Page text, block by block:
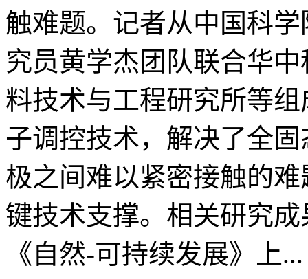
触难题。记者从中国科
究员黄学杰团队联合华
料技术与工程研究所等
子调控技术，解决了全
极之间难以紧密接触的
键技术支撑。相关研究
《自然-可持续发展》上...